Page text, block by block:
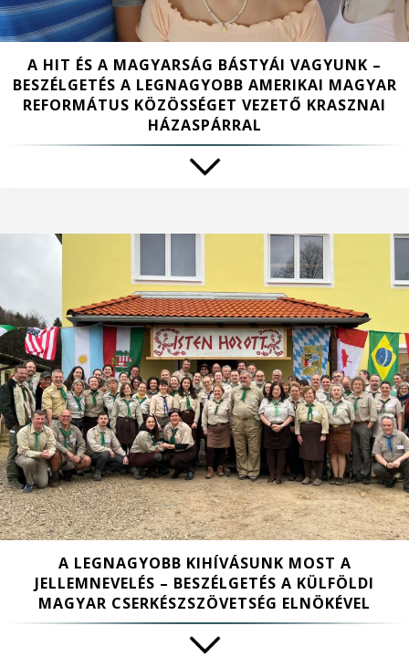
A HIT ÉS A MAGYARSÁG BÁSTYÁI VAGYUNK –
BESZÉLGETÉS A LEGNAGYOBB AMERIKAI MAGYAR
REFORMÁTUS KÖZÖSSÉGET VEZETŐ KRASZNAI
HÁZASPÁRRAL
A LEGNAGYOBB KIHÍVÁSUNK MOST A
JELLEMNEVELÉS – BESZÉLGETÉS A KÜLFÖLDI
MAGYAR CSERKÉSZSZÖVETSÉG ELNÖKÉVEL